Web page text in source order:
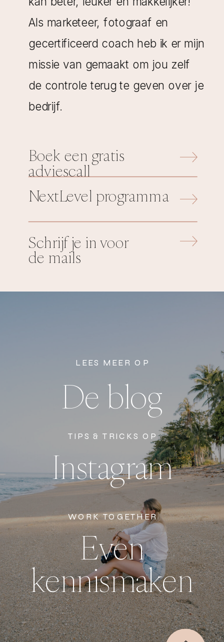
Als marketeer, fotograaf en
gecertificeerd coach heb ik er mijn
missie van gemaakt om jou zelf
de controle terug te geven over je
bedrijf.
Boek een gratis
adviescall
NextLevel programma
Schrijf je in voor
de mails
LEES MEER OP
De blog
TIPS & TRICKS OP
Instagram
WORK TOGETHER
Even
kennismaken